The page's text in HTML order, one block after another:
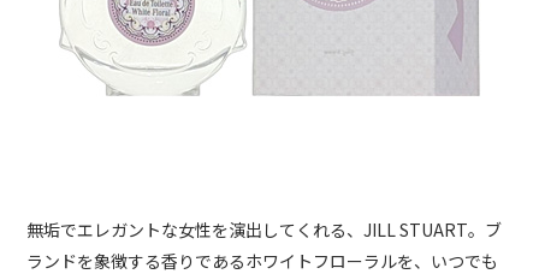
無垢でエレガントな女性を演出してくれる、JILL STUART。ブ
ランドを象徴する香りであるホワイトフローラルを、いつでも